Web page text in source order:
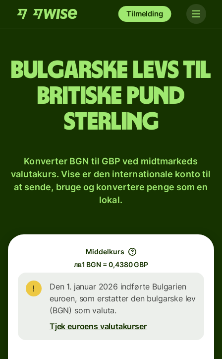
Tilmelding
Bulgarske levs til
britiske pund
sterling
Konverter BGN til GBP ved midtmarkeds
valutakurs. Vise er den internationale konto til
at sende, bruge og konvertere penge som en
lokal.
Middelkurs
лв1 BGN = 0,4380 GBP
Den 1. januar 2026 indførte Bulgarien
euroen, som erstatter den bulgarske lev
(BGN) som valuta.
Tjek euroens valutakurser